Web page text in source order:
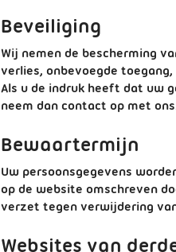
Beveiliging
Wij nemen de bescherming
verlies, onbevoegde
Als u de indruk heeft dat uw
neem dan contact op met
Bewaartermijn
Uw persoonsgegevens
op de website omschreven
verzet tegen verwijdering
Websites van